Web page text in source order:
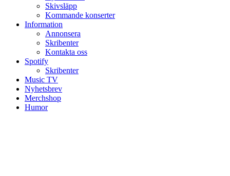
Skivsläpp
Kommande konserter
Information
Annonsera
Skribenter
Kontakta oss
Spotify
Skribenter
Music TV
Nyhetsbrev
Merchshop
Humor